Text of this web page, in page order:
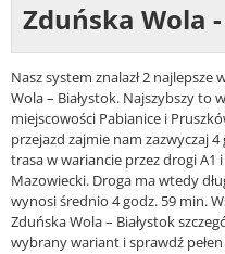
Zduńska Wola
Nasz system znalazł 2
Wola – Białystok. Najszybszy to
miejscowości Pabianice i
przejazd zajmie nam zazwyczaj
trasa w wariancie przez drogi A1
Mazowiecki. Droga ma wtedy
wynosi średnio 4 godz. 59 min.
Zduńska Wola – Białystok
wybrany wariant i sprawdź